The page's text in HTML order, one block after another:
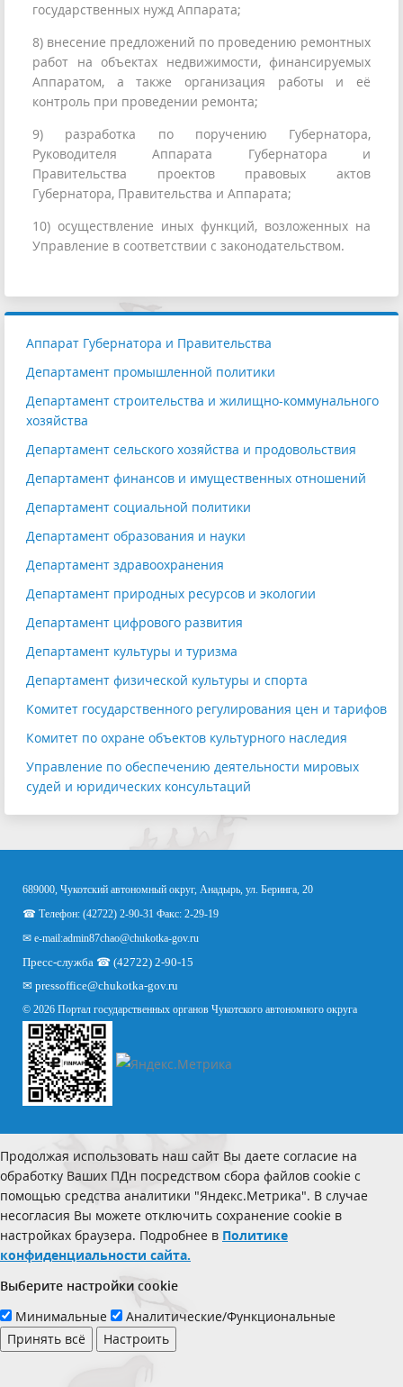
государственных нужд Аппарата;
8) внесение предложений по проведению ремонтных
работ на объектах недвижимости, финансируемых
Аппаратом, а также организация работы и её
контроль при проведении ремонта;
9) разработка по поручению Губернатора,
Руководителя Аппарата Губернатора и
Правительства проектов правовых актов
Губернатора, Правительства и Аппарата;
10) осуществление иных функций, возложенных на
Управление в соответствии с законодательством.
Аппарат Губернатора и Правительства
Департамент промышленной политики
Департамент строительства и жилищно-коммунального
хозяйства
Департамент сельского хозяйства и продовольствия
Департамент финансов и имущественных отношений
Департамент социальной политики
Департамент образования и науки
Департамент здравоохранения
Департамент природных ресурсов и экологии
Департамент цифрового развития
Департамент культуры и туризма
Департамент физической культуры и спорта
Комитет государственного регулирования цен и тарифов
Комитет по охране объектов культурного наследия
Управление по обеспечению деятельности мировых
судей и юридических консультаций
689000, Чукотский автономный округ, Анадырь, ул. Беринга, 20
☎ Телефон: (42722) 2-90-31 Факс: 2-29-19
✉ e-mail:admin87chao@chukotka-gov.ru
Пресс-служба ☎ (42722) 2-90-15
✉ pressoffice@chukotka-gov.ru
© 2026 Портал государственных органов Чукотского автономного округа
Продолжая использовать наш сайт Вы даете согласие на
обработку Ваших ПДн посредством сбора файлов cookie с
помощью средства аналитики "Яндекс.Метрика". В случае
несогласия Вы можете отключить сохранение cookie в
настройках браузера. Подробнее в Политике
конфиденциальности сайта.
Выберите настройки cookie
Минимальные
Аналитические/Функциональные
Принять всё
Настроить